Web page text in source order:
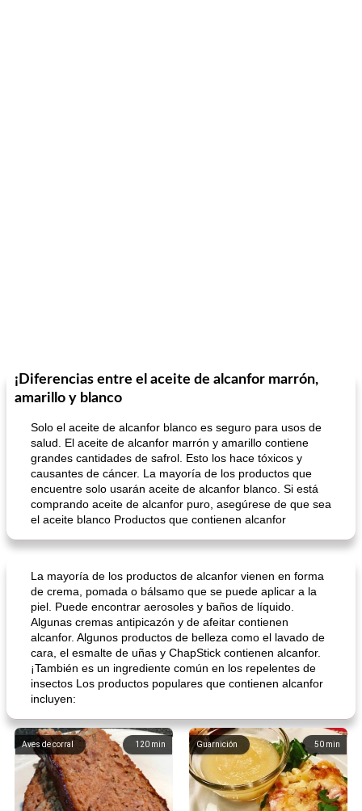
¡Diferencias entre el aceite de alcanfor marrón,
amarillo y blanco
Solo el aceite de alcanfor blanco es seguro para usos de
salud. El aceite de alcanfor marrón y amarillo contiene
grandes cantidades de safrol. Esto los hace tóxicos y
causantes de cáncer. La mayoría de los productos que
encuentre solo usarán aceite de alcanfor blanco. Si está
comprando aceite de alcanfor puro, asegúrese de que sea
el aceite blanco Productos que contienen alcanfor
La mayoría de los productos de alcanfor vienen en forma
de crema, pomada o bálsamo que se puede aplicar a la
piel. Puede encontrar aerosoles y baños de líquido.
Algunas cremas antipicazón y de afeitar contienen
alcanfor. Algunos productos de belleza como el lavado de
cara, el esmalte de uñas y ChapStick contienen alcanfor.
¡También es un ingrediente común en los repelentes de
insectos Los productos populares que contienen alcanfor
incluyen:
120 min
Aves de corral 50 min
Guarnición